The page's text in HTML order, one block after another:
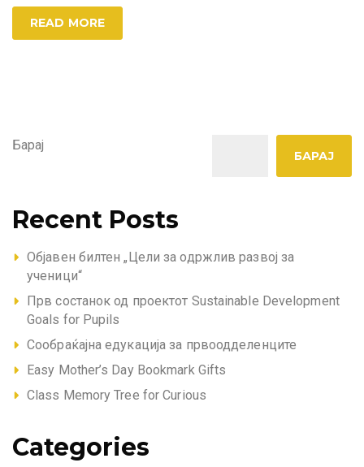
READ MORE
Барај
БАРАЈ
Recent Posts
Објавен билтен „Цели за одржлив развој за
ученици“
Прв состанок од проектот Sustainable Development
Goals for Pupils
Сообраќајна едукација за првоодделенците
Easy Mother’s Day Bookmark Gifts
Class Memory Tree for Curious
Categories